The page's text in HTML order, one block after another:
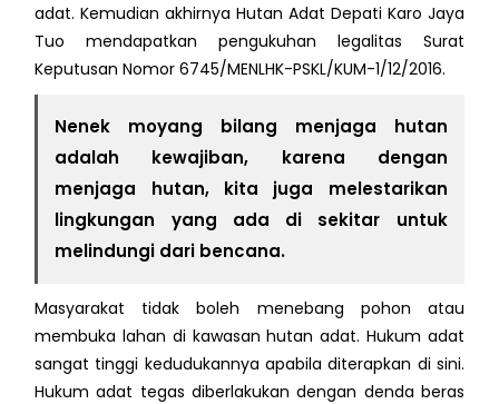
adat. Kemudian akhirnya Hutan Adat Depati Karo Jaya
Tuo mendapatkan pengukuhan legalitas Surat
Keputusan Nomor 6745/MENLHK-PSKL/KUM-1/12/2016.
Nenek moyang bilang menjaga hutan
adalah kewajiban, karena dengan
menjaga hutan, kita juga melestarikan
lingkungan yang ada di sekitar untuk
melindungi dari bencana.
Masyarakat tidak boleh menebang pohon atau
membuka lahan di kawasan hutan adat. Hukum adat
sangat tinggi kedudukannya apabila diterapkan di sini.
Hukum adat tegas diberlakukan dengan denda beras